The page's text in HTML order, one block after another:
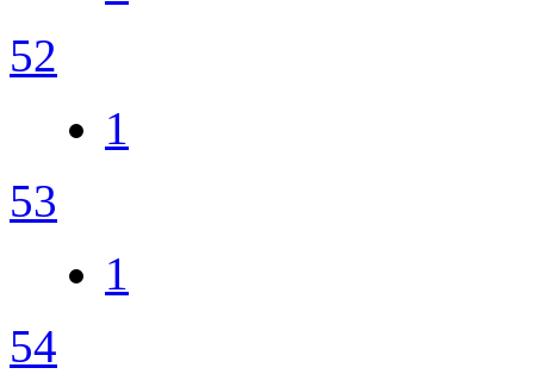
52
1
53
1
54